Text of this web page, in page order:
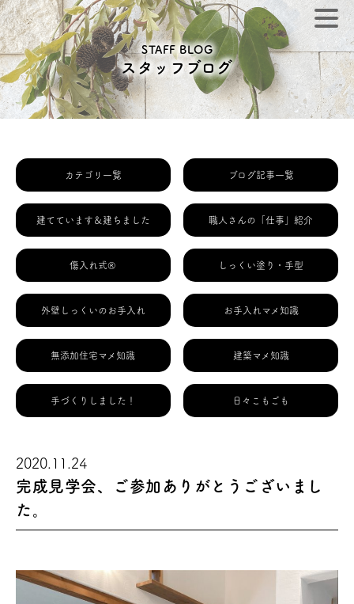
STAFF BLOG
スタッフブログ
カテゴリ一覧 ブログ記事一覧
建てています＆建ちました 職人さんの「仕事」紹介
傷入れ式® しっくい塗り・手型
外壁しっくいのお手入れ お手入れマメ知識
無添加住宅マメ知識 建築マメ知識
手づくりしました！ 日々こもごも
2020.11.24
完成見学会、ご参加ありがとうございまし
た。